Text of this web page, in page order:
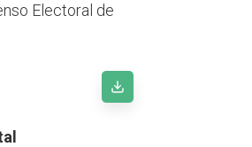
Electoral de